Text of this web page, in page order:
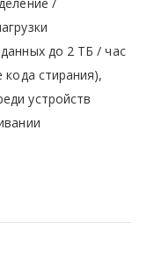
до 2 ТБ / час
кода стирания),
устройств